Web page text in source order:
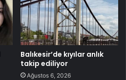
Balıkesir’de kıyılar anlık
takip ediliyor
Ağustos 6, 2026